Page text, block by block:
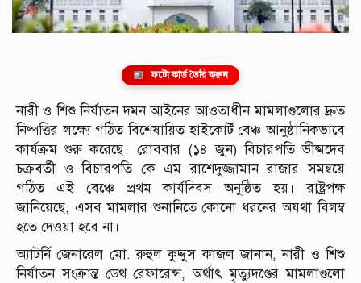
ফটো কার্ড তৈরি করুন
নারী ও শিশু নির্যাতন দমন আইনের আওতাধীন মামলাগুলোর দ্রুত
নিষ্পত্তির লক্ষ্যে গঠিত বিশেষায়িত হাইকোর্ট বেঞ্চ আনুষ্ঠানিকভাবে
কার্যক্রম শুরু করেছে। রোববার (১৪ জুন) বিচারপতি ভীষ্মদেব
চক্রবর্তী ও বিচারপতি কে এম রাশেদুজ্জামান রাজার সমন্বয়ে
গঠিত এই বেঞ্চে প্রথম কার্যদিবস অনুষ্ঠিত হয়। রাষ্ট্রপক্ষ
জানিয়েছে, এসব মামলার শুনানিতে কোনো ধরনের অযথা বিলম্ব
হতে দেওয়া হবে না।
অ্যাটর্নি জেনারেল মো. রুহুল কুদ্দুস কাজল জানান, নারী ও শিশু
নির্যাতন সংক্রান্ত ডেথ রেফারেন্স, অর্থাৎ মৃত্যুদণ্ডের মামলাগুলো